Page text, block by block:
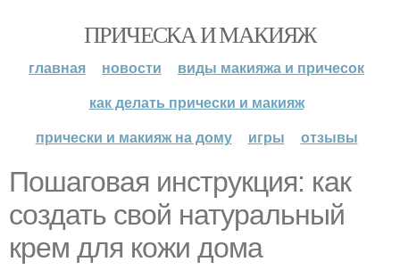
ПРИЧЕСКА И МАКИЯЖ
главная новости
виды макияжа и причесок
как делать прически и макияж
прически и макияж на дому
игры отзывы
Пошаговая инструкция: как
создать свой натуральный
крем для кожи дома